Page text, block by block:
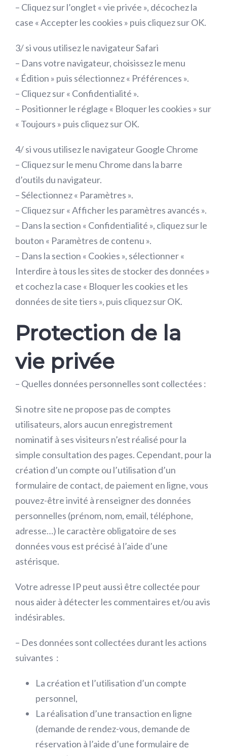
– Cliquez sur l’onglet « vie privée », décochez la
case « Accepter les cookies » puis cliquez sur OK.
3/ si vous utilisez le navigateur Safari
– Dans votre navigateur, choisissez le menu
« Édition » puis sélectionnez « Préférences ».
– Cliquez sur « Confidentialité ».
– Positionner le réglage « Bloquer les cookies » sur
« Toujours » puis cliquez sur OK.
4/ si vous utilisez le navigateur Google Chrome
– Cliquez sur le menu Chrome dans la barre
d’outils du navigateur.
– Sélectionnez « Paramètres ».
– Cliquez sur « Afficher les paramètres avancés ».
– Dans la section « Confidentialité », cliquez sur le
bouton « Paramètres de contenu ».
– Dans la section « Cookies », sélectionner «
Interdire à tous les sites de stocker des données »
et cochez la case « Bloquer les cookies et les
données de site tiers », puis cliquez sur OK.
Protection de la
vie privée
– Quelles données personnelles sont collectées :
Si notre site ne propose pas de comptes
utilisateurs, alors aucun enregistrement
nominatif à ses visiteurs n’est réalisé pour la
simple consultation des pages. Cependant, pour la
création d’un compte ou l’utilisation d’un
formulaire de contact, de paiement en ligne, vous
pouvez-être invité à renseigner des données
personnelles (prénom, nom, email, téléphone,
adresse…) le caractère obligatoire de ses
données vous est précisé à l’aide d’une
astérisque.
Votre adresse IP peut aussi être collectée pour
nous aider à détecter les commentaires et/ou avis
indésirables.
– Des données sont collectées durant les actions
suivantes :
La création et l’utilisation d’un compte
personnel,
La réalisation d’une transaction en ligne
(demande de rendez-vous, demande de
réservation à l’aide d’une formulaire de